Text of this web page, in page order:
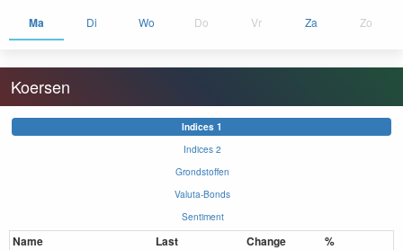
Ma Di Wo Do Vr Za Zo
Koersen
Indices 1
Indices 2
Grondstoffen
Valuta-Bonds
Sentiment
Name Last Change
%